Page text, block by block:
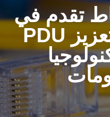
10 نقاط تقدم في
PDU تعمل على تعزيز